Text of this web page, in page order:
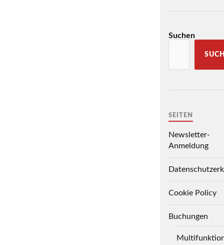
Suchen
SEITEN
Newsletter-
Anmeldung
Cookie Policy
Buchungen